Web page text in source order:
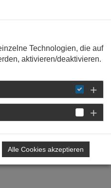
DETAIL
Teil 2
Technologien, die auf
aktivieren/deaktivieren.
Alle Cookies akzeptieren